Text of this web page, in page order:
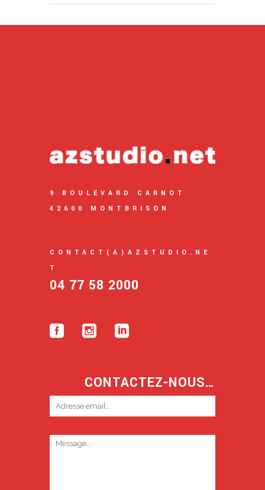
9 BOULEVARD CARNOT
42600 MONTBRISON
CONTACT(A)AZSTUDIO.NE
T
04 77 58 2000
CONTACTEZ-NOUS…